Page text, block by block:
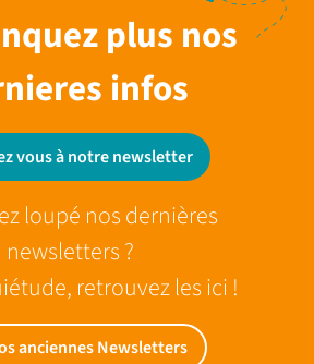
plus nos
infos
vous à notre newsletter
loupé nos dernières
newsletters ?
retrouvez les ici !
anciennes Newsletters